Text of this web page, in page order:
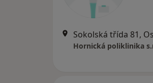
Sokolská třída 81,
Hornická poliklinika